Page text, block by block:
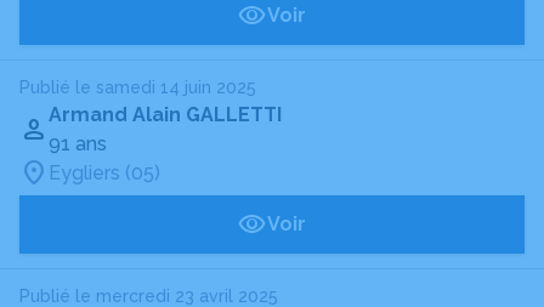
Voir
Publié le samedi 14 juin 2025
Armand Alain GALLETTI
91 ans
Eygliers (05)
Voir
Publié le mercredi 23 avril 2025